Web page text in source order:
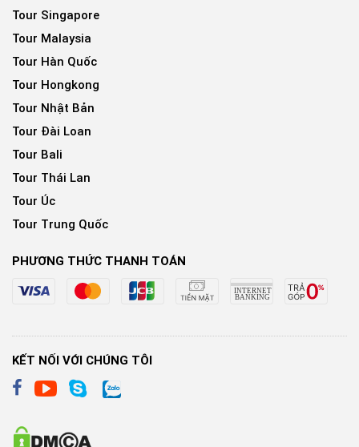
Tour Singapore
Tour Malaysia
Tour Hàn Quốc
Tour Hongkong
Tour Nhật Bản
Tour Đài Loan
Tour Bali
Tour Thái Lan
Tour Úc
Tour Trung Quốc
PHƯƠNG THỨC THANH TOÁN
KẾT NỐI VỚI CHÚNG TÔI